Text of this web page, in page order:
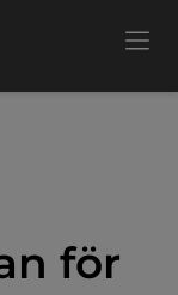
för